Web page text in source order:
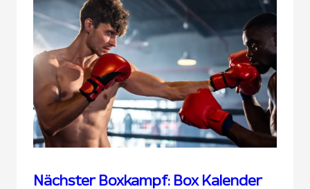
Nächster Boxkampf: Box Kalender